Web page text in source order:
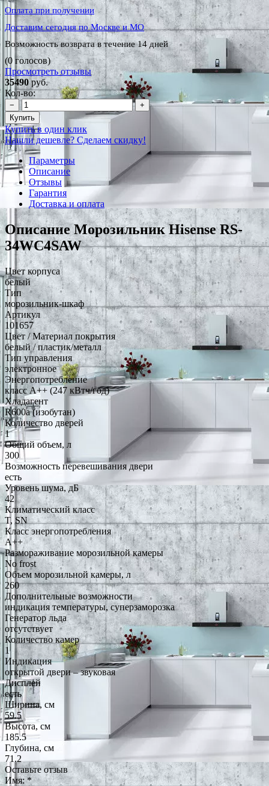
Оплата при получении
Доставим сегодня по Москве и МО
Возможность возврата в течение 14 дней
(0 голосов)
Просмотреть отзывы
35490руб.
Кол-во:
−
+
Купить
Купить в один клик
Нашли дешевле? Сделаем скидку!
Параметры
Описание
Отзывы
Гарантия
Доставка и оплата
Описание Морозильник Hisense RS-
34WC4SAW
Цвет корпуса
белый
Тип
морозильник-шкаф
Артикул
101657
Цвет / Материал покрытия
белый / пластик/металл
Тип управления
электронное
Энергопотребление
класс A++ (247 кВтч/год)
Хладагент
R600a (изобутан)
Количество дверей
1
Общий объем, л
300
Возможность перевешивания двери
есть
Уровень шума, дБ
42
Климатический класс
T, SN
Класс энергопотребления
A++
Размораживание морозильной камеры
No frost
Объем морозильной камеры, л
260
Дополнительные возможности
индикация температуры, суперзаморозка
Генератор льда
отсутствует
Количество камер
1
Индикация
открытой двери – звуковая
Дисплей
есть
Ширина, см
59.5
Высота, см
185.5
Глубина, см
71.2
Оставьте отзыв
Имя:*